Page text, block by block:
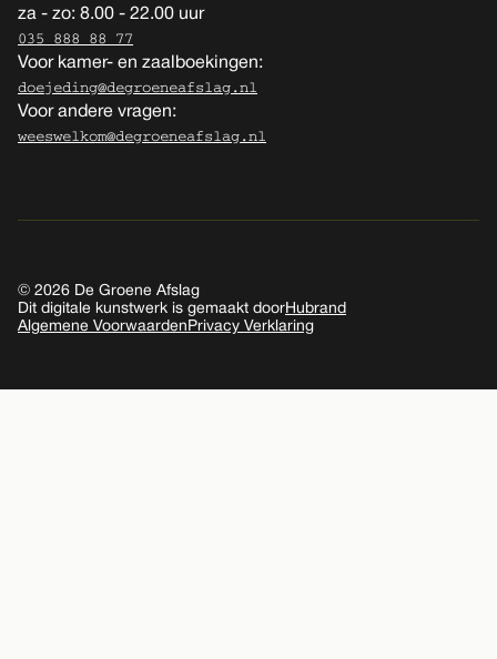
za - zo: 8.00 - 22.00 uur
035 888 88 77
Voor kamer- en zaalboekingen:
doejeding@degroeneafslag.nl
Voor andere vragen:
weeswelkom@degroeneafslag.nl
© 2026 De Groene Afslag
Dit digitale kunstwerk is gemaakt doorHubrand
Algemene Voorwaarden Privacy Verklaring